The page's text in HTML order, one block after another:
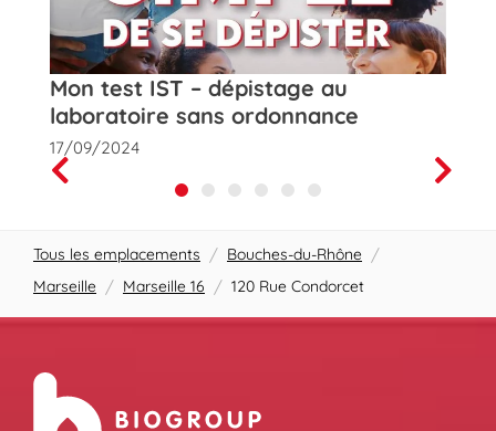
Mon test IST – dépistage au
laboratoire sans ordonnance
17/09/2024
Prev
Next
Tous les emplacements / Bouches-du-Rhône /
Marseille / Marseille 16 / 120 Rue Condorcet